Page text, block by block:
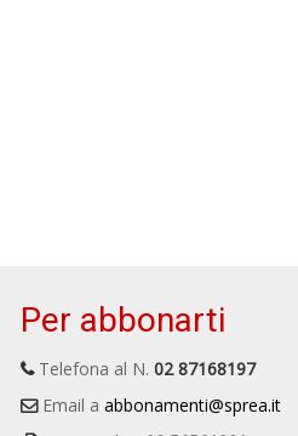
Per abbonarti
Telefona al N. 02 87168197
Email a abbonamenti@sprea.it